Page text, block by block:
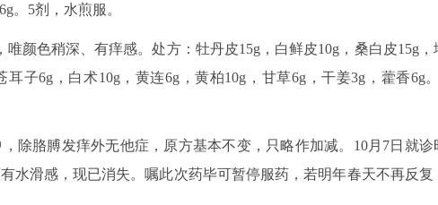
。5剂，水煎服。
颜色稍深、有痒感。处方：牡丹皮15g，白鲜皮10g，桑白皮15g，
子6g，白术10g，黄连6g，黄柏10g，甘草6g，干姜3g，藿香6g
除胳膊发痒外无他症，原方基本不变，只略作加减。10月7日就诊
水滑感，现已消失。嘱此次药毕可暂停服药，若明年春天不再反复